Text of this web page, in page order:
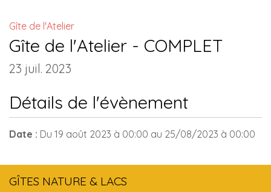
Gîte de l'Atelier
Gîte de l'Atelier - COMPLET
23 juil. 2023
Détails de l'évènement
Date : Du 19 août 2023 à 00:00 au 25/08/2023 à 00:00
GÎTES NATURE & LACS